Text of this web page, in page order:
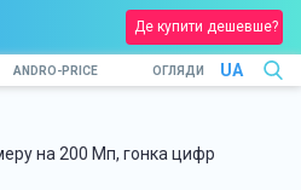
Де купити дешевше?
ANDRO-PRICE ОГЛЯДИ UA
на 200 Мп, гонка цифр